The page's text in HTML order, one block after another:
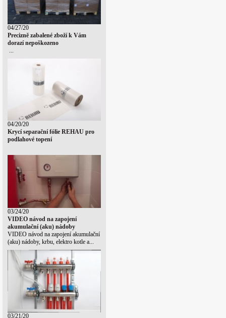
04/27/20
Precizně zabalené zboží k Vám
dorazí nepoškozeno
...
04/20/20
Krycí separační fólie REHAU pro
podlahové topení
03/24/20
VIDEO návod na zapojení
akumulační (aku) nádoby
VIDEO návod na zapojení akumulační
(aku) nádoby, krbu, elektro kotle a...
03/21/20